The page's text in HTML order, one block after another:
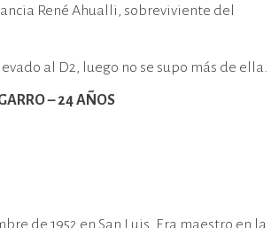
René Ahualli, sobreviviente del
al D2, luego no se supo más de ella.
– 24 AÑOS
de 1952 en San Luis. Era maestro en la